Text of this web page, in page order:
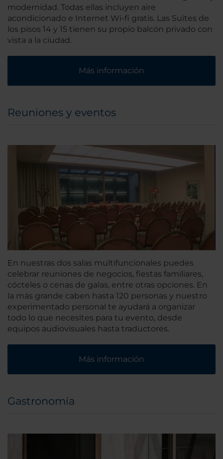
modernidad. Todas ellas incluyen aire
acondicionado e Internet Wi-fi gratis. Las Suites de
los pisos 14 y 15 tienen su propio balcón privado con
vista a la ciudad.
Más información
Reuniones y eventos
En nuestras dos salas multifuncionales puedes
celebrar reuniones de negocios, fiestas familiares,
cócteles o cenas de galas, entre otras opciones. En
la más grande caben hasta 120 personas y nuestro
experimentado personal te ayudará a organizar
todo lo que necesites para tu evento, desde
equipos audiovisuales hasta traductores.
Más información
Gastronomía